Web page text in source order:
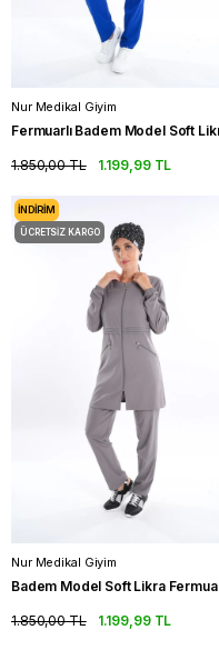
Nur Medikal Giyim
1.199,99 TL
1.850,00 TL
Nur Medikal Giyim
1.199,99 TL
1.850,00 TL
İNDIRIM
ÜCRETSIZ KARGO